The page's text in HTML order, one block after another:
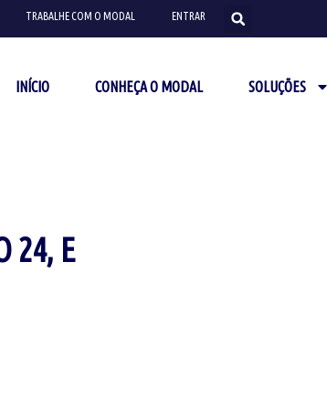
TRABALHE COM O MODAL ENTRAR
INÍCIO CONHEÇA O MODAL SOLUÇÕES
24, E